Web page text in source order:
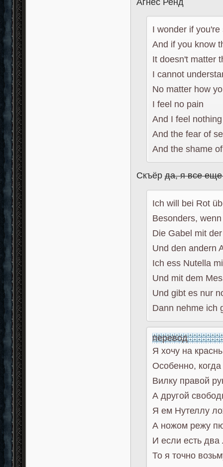
Агнес Ренд
I wonder if
And if you know
It doesn't matter
I cannot
No matter how
I feel no pain
And I feel
And the fear of
And the shame
Скъёрда, я все еще
Ich will bei Rot
Besonders,
Die Gabel mit
Und den andern
Ich ess Nutella
Und mit dem
Und gibt es nur
Dann nehme ich
перевод
Я хочу на
Особенно,
Вилку правой
А другой
Я ем Нутеллу
А ножом режу
И если есть два
То я точно